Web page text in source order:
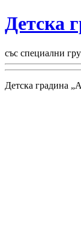
Детска
със специални
Детска градина